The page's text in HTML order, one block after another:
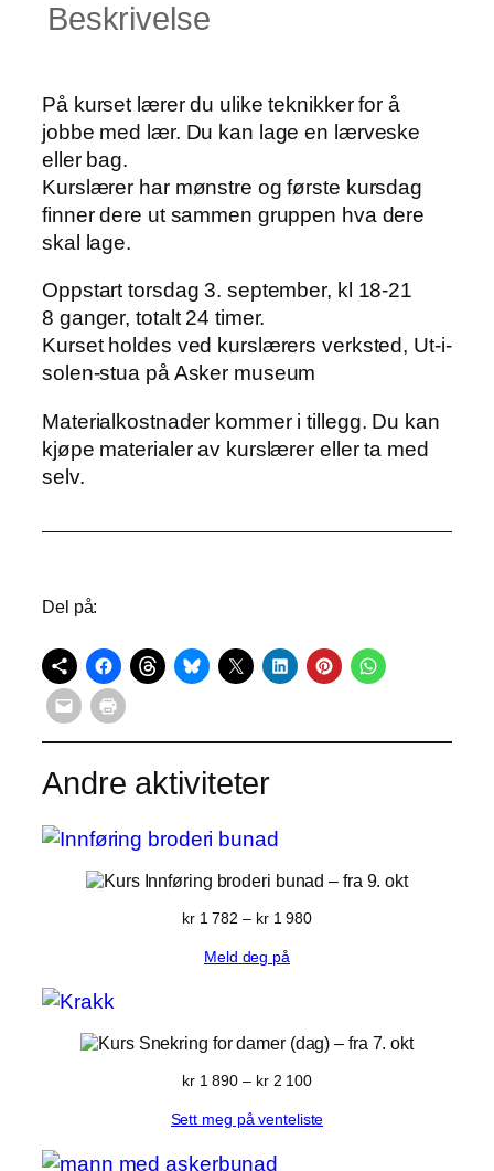
k
r
2
1
t
i
l
r
1
v
k
e
(
k
v
e
d
)
a
n
a
l
l
Beskrivelse
På kurset lærer du ulike teknikker for å
jobbe med lær. Du kan lage en lærveske
eller bag.
Kurslærer har mønstre og første kursdag
finner dere ut sammen gruppen hva dere
skal lage.
Oppstart torsdag 3. september, kl 18-21
8 ganger, totalt 24 timer.
Kurset holdes ved kurslærers verksted, Ut-i-
solen-stua på Asker museum
Materialkostnader kommer i tillegg. Du kan
kjøpe materialer av kurslærer eller ta med
selv.
Del på:
Andre aktiviteter
Innføring broderi bunad – fra 9. okt
kr1 782 – kr1 980Prisområde:
Meld deg på
Snekring for damer (dag) – fra 7. okt
kr1 890 – kr2 100Prisområde:
til
Sett meg på venteliste